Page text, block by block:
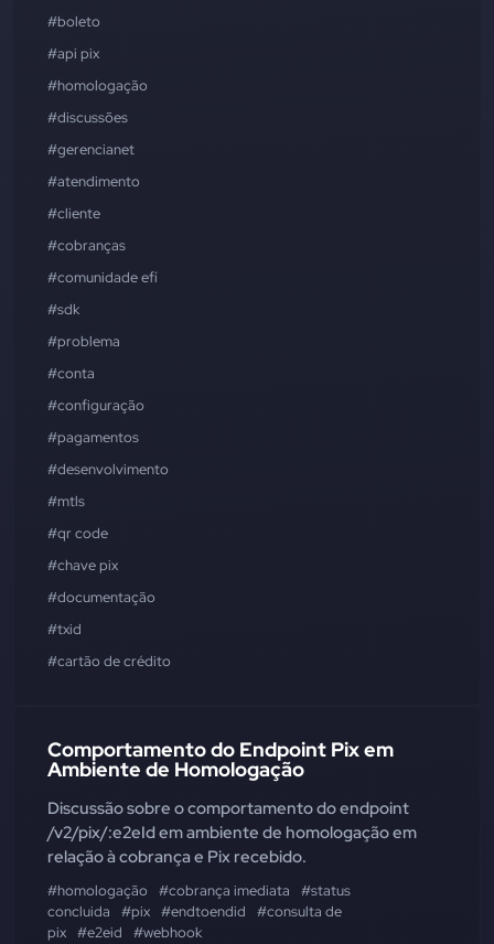
#boleto
#api pix
#homologação
#discussões
#gerencianet
#atendimento
#cliente
#cobranças
#comunidade efí
#sdk
#problema
#conta
#configuração
#pagamentos
#desenvolvimento
#mtls
#qr code
#chave pix
#documentação
#txid
#cartão de crédito
Comportamento do Endpoint Pix em
Ambiente de Homologação
Discussão sobre o comportamento do endpoint
/v2/pix/:e2eId em ambiente de homologação em
relação à cobrança e Pix recebido.
#homologação #cobrança imediata
#status
concluida
#pix #endtoendid
#consulta de
pix #e2eid #webhook